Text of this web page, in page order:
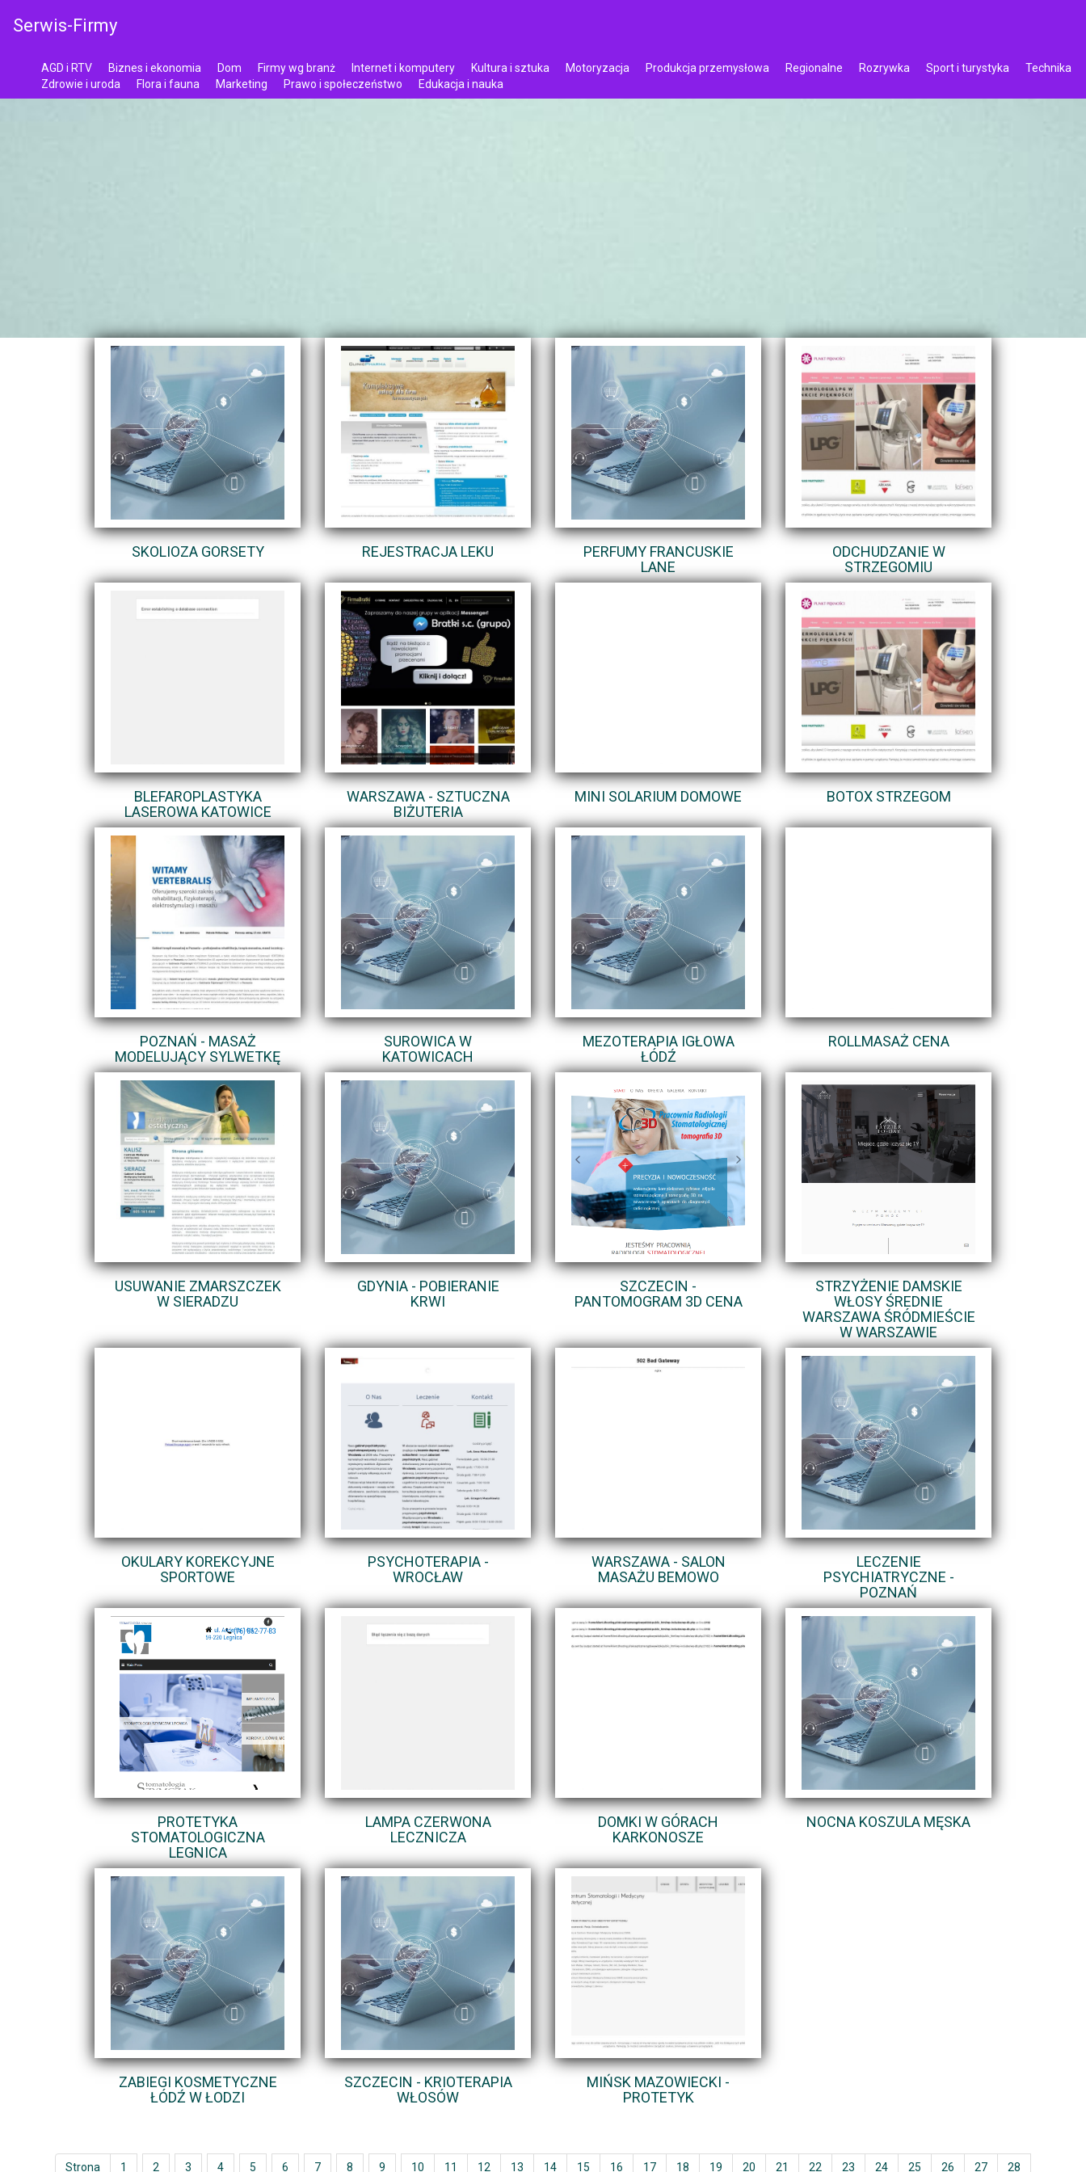
Serwis-Firmy
AGD i RTV Biznes i ekonomia Dom Firmy wg branż Internet i komputery Kultura i sztuka Motoryzacja Produkcja przemysłowa Regionalne Rozrywka Sport i turystyka
Technika
Zdrowie i uroda
Flora i fauna Marketing Prawo i społeczeństwo Edukacja i nauka
SKOLIOZA GORSETY REJESTRACJA LEKU
PERFUMY FRANCUSKIE
LANE
ODCHUDZANIE W
STRZEGOMIU
BLEFAROPLASTYKA
LASEROWA KATOWICE
WARSZAWA - SZTUCZNA
BIŻUTERIA
MINI SOLARIUM DOMOWE BOTOX STRZEGOM
POZNAŃ - MASAŻ
MODELUJĄCY SYLWETKĘ
SUROWICA W
KATOWICACH
MEZOTERAPIA IGŁOWA
ŁÓDŹ
ROLLMASAŻ CENA
USUWANIE ZMARSZCZEK
W SIERADZU
GDYNIA - POBIERANIE
KRWI
SZCZECIN -
PANTOMOGRAM 3D CENA
STRZYŻENIE DAMSKIE
WŁOSY ŚREDNIE
WARSZAWA ŚRÓDMIEŚCIE
W WARSZAWIE
OKULARY KOREKCYJNE
SPORTOWE
PSYCHOTERAPIA -
WROCŁAW
WARSZAWA - SALON
MASAŻU BEMOWO
LECZENIE
PSYCHIATRYCZNE -
POZNAŃ
PROTETYKA
STOMATOLOGICZNA
LEGNICA
LAMPA CZERWONA
LECZNICZA
DOMKI W GÓRACH
KARKONOSZE
NOCNA KOSZULA MĘSKA
ZABIEGI KOSMETYCZNE
ŁÓDŹ W ŁODZI
SZCZECIN - KRIOTERAPIA
WŁOSÓW
MIŃSK MAZOWIECKI -
PROTETYK
Strona 1 2 3 4 5 6 7 8 9 10 11 12 13 14 15 16 17 18 19 20 21 22 23 24 25 26 27 28